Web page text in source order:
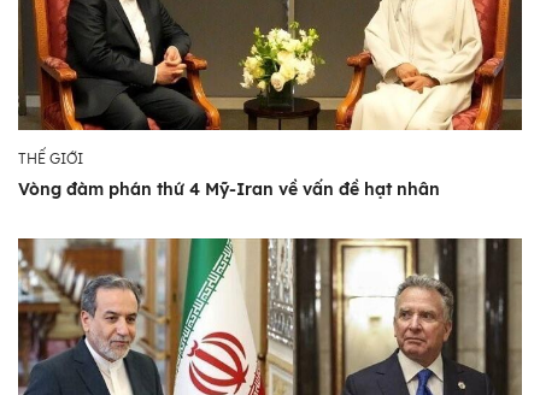
THẾ GIỚI
Vòng đàm phán thứ 4 Mỹ-Iran về vấn đề hạt nhân